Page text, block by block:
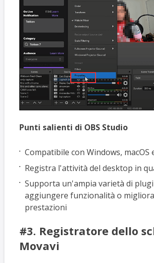
Punti salienti di OBS Studio
Compatibile con Windows, macOS
Registra l'attività del desktop in
Supporta un'ampia varietà di
aggiungere funzionalità o
prestazioni
#3. Registratore dello
Movavi